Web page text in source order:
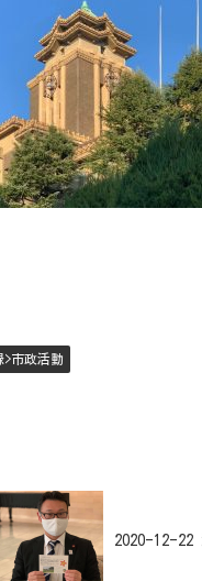
>市政活動
2020-12-22